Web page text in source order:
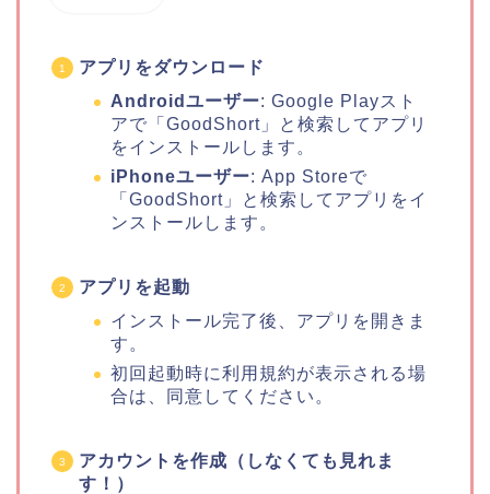
アプリをダウンロード
Androidユーザー: Google Playスト
アで「GoodShort」と検索してアプリ
をインストールします。
iPhoneユーザー: App Storeで
「GoodShort」と検索してアプリをイ
ンストールします。
アプリを起動
インストール完了後、アプリを開きま
す。
初回起動時に利用規約が表示される場
合は、同意してください。
アカウントを作成（しなくても見れま
す！）